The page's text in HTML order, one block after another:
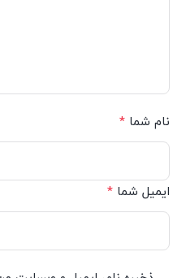
نام شما *
ایمیل شما *